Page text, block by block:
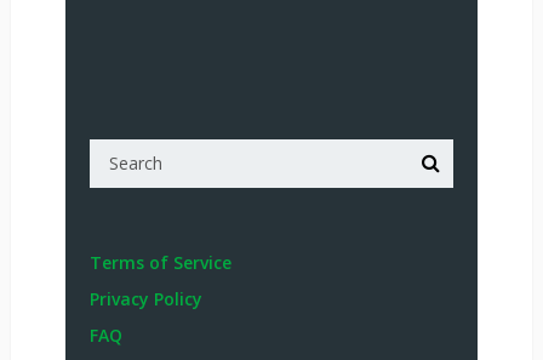
Terms of Service
Privacy Policy
FAQ